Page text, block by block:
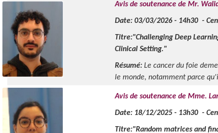
Avis de soutenance de Mr.
Date: 03/03/2026 - 14h30 -
Titre:"Challenging Deep
Clinical Setting."
Résumé: Le cancer du foie
le monde, notamment parce
Avis de soutenance de Mme.
Date: 18/12/2025 - 13h30 -
Titre:"Random matrices and